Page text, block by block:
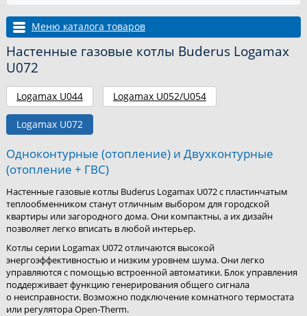
Меню каталога товаров
Настенные газовые котлы Buderus Logamax
U072
Logamax U044 Logamax U052/U054
Logamax U072
Одноконтурные (отопление) и Двухконтурные
(отопление + ГВС)
Настенные газовые котлы Buderus Logamax U072 с пластинчатым
теплообменником станут отличным выбором для городской
квартиры или загородного дома. Они компактны, а их дизайн
позволяет легко вписать в любой интерьер.
Котлы серии Logamax U072 отличаются высокой
энергоэффективностью и низким уровнем шума. Они легко
управляются с помощью встроенной автоматики. Блок управления
поддерживает функцию генерирования общего сигнала
о неисправности. Возможно подключение комнатного термостата
или регулятора Open-Therm.